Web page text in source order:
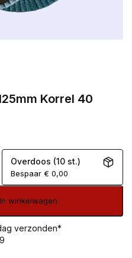
Korrel 40
Overdoos (10 st.)
Bespaar€ 0,00
winkelwagen
verzonden*